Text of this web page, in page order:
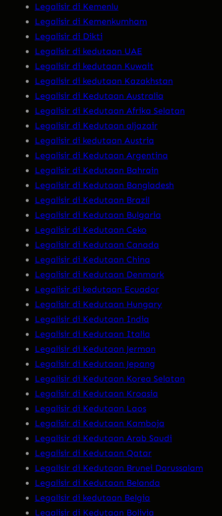
Legalisir di Kemenlu
Legalisir di Kemenkumham
Legalisir di Dikti
Legalisir di kedutaan UAE
Legalisir di kedutaan Kuwait
Legalisir di kedutaan Kazakhstan
Legalisir di Kedutaan Australia
Legalisir di Kedutaan Afrika Selatan
Legalisir di Kedutaan aljazair
Legalisir di kedutaan Austria
Legalisir di Kedutaan Argentina
Legalisir di Kedutaan Bahrain
Legalisir di Kedutaan Bangladesh
Legalisir di Kedutaan Brazil
Legalisir di Kedutaan Bulgaria
Legalisir di Kedutaan Ceko
Legalisir di Kedutaan Canada
Legalisir di Kedutaan China
Legalisir di Kedutaan Denmark
Legalisir di kedutaan Ecuador
Legalisir di Kedutaan Hungary
Legalisir di Kedutaan India
Legalisir di Kedutaan Italia
Legalisir di Kedutaan Jerman
Legalisir di Kedutaan Jepang
Legalisir di Kedutaan Korea Selatan
Legalisir di Kedutaan Kroasia
Legalisir di Kedutaan Laos
Legalisir di Kedutaan Kamboja
Legalisir di Kedutaan Arab Saudi
Legalisir di Kedutaan Qatar
Legalisir di Kedutaan Brunei Darussalam
Legalisir di Kedutaan Belanda
Legalisir di kedutaan Belgia
Legalisir di Kedutaan Bolivia